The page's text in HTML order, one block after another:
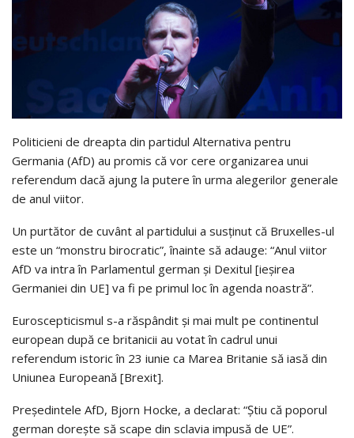
Politicieni de dreapta din partidul Alternativa pentru
Germania (AfD) au promis că vor cere organizarea unui
referendum dacă ajung la putere în urma alegerilor generale
de anul viitor.
Un purtător de cuvânt al partidului a susţinut că Bruxelles-ul
este un “monstru birocratic”, înainte să adauge: “Anul viitor
AfD va intra în Parlamentul german şi Dexitul [ieşirea
Germaniei din UE] va fi pe primul loc în agenda noastră”.
Euroscepticismul s-a răspândit şi mai mult pe continentul
european după ce britanicii au votat în cadrul unui
referendum istoric în 23 iunie ca Marea Britanie să iasă din
Uniunea Europeană [Brexit].
Preşedintele AfD, Bjorn Hocke, a declarat: “Ştiu că poporul
german doreşte să scape din sclavia impusă de UE”.